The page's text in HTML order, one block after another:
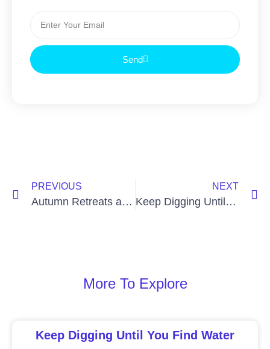
Send
PREVIOUS
Autumn Retreats at Omega & Menla
NEXT
Keep Digging Until You Find Water
More To Explore
Keep Digging Until You Find Water